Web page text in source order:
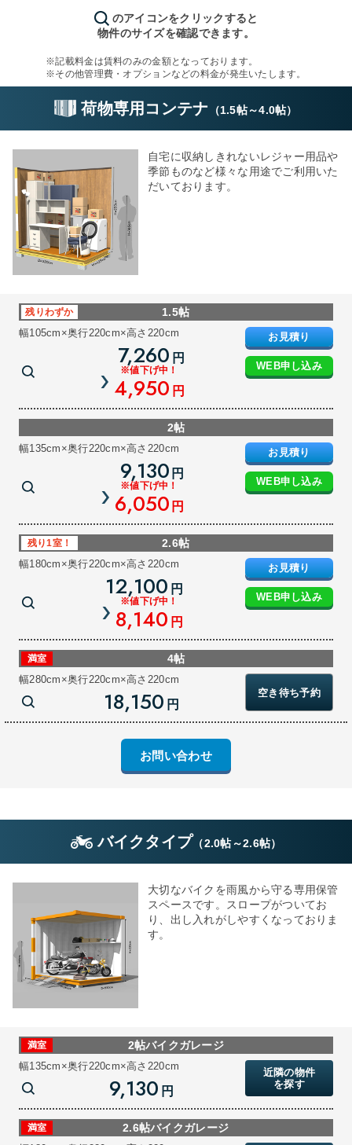
のアイコンをクリックすると
物件のサイズを確認できます。
※記載料金は賃料のみの金額となっております。
※その他管理費・オプションなどの料金が発生いたします。
荷物専用コンテナ （1.5帖～4.0帖）
自宅に収納しきれないレジャー用品や
季節ものなど様々な用途でご利用いた
だいております。
1.5帖
幅105cm×奥行220cm×高さ220cm
7,260 円
※値下げ中！
4,950 円
残りわずか
お見積り
WEB申し込み
2帖
幅135cm×奥行220cm×高さ220cm
9,130 円
※値下げ中！
6,050 円
お見積り
WEB申し込み
2.6帖
幅180cm×奥行220cm×高さ220cm
12,100 円
※値下げ中！
8,140 円
残り1室！
お見積り
WEB申し込み
4帖
幅280cm×奥行220cm×高さ220cm
満室
18,150 円
空き待ち予約
お問い合わせ
バイクタイプ （2.0帖～2.6帖）
大切なバイクを雨風から守る専用保管
スペースです。スロープがついてお
り、出し入れがしやすくなっておりま
す。
2帖バイクガレージ
幅135cm×奥行220cm×高さ220cm
満室
9,130 円
近隣の物件
を探す
2.6帖バイクガレージ
満室